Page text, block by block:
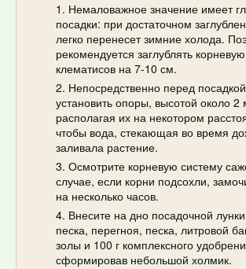
Немаловажное значение имеет
посадки: при достаточном
легко перенесет зимние холода.
рекомендуется заглублять
клематисов на 7-10 см.
Непосредственно перед
установить опоры, высотой около 2
располагая их на некотором
чтобы вода, стекающая во время
заливала растение.
Осмотрите корневую систему
случае, если корни подсохли,
на несколько часов.
Внесите на дно посадочной
песка, перегноя, песка, литровой
золы и 100 г комплексного
сформировав небольшой холмик.